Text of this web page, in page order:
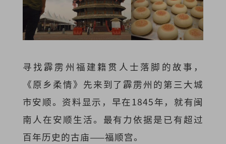
寻找霹雳州福建籍贯人士落脚的故事，
《原乡柔情》先来到了霹雳州的第三大城
市安顺。资料显示，早在1845年，就有闽
南人在安顺生活。最有力依据是已有超过
百年历史的古庙——福顺宫。